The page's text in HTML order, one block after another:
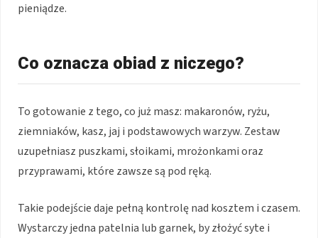
pieniądze.
Co oznacza obiad z niczego?
To gotowanie z tego, co już masz: makaronów, ryżu,
ziemniaków, kasz, jaj i podstawowych warzyw. Zestaw
uzupełniasz puszkami, słoikami, mrożonkami oraz
przyprawami, które zawsze są pod ręką.
Takie podejście daje pełną kontrolę nad kosztem i czasem.
Wystarczy jedna patelnia lub garnek, by złożyć syte i